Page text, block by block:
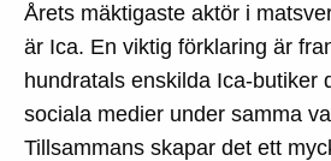
Årets mäktigaste aktör i
är Ica. En viktig förklaring är
hundratals enskilda Ica-butiker
sociala medier under samma
Tillsammans skapar det ett